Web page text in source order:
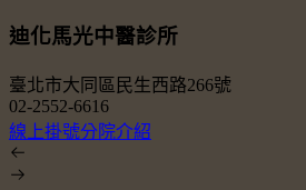
迪化馬光中醫診所
臺北市大同區民生西路266號
02-2552-6616
線上掛號分院介紹